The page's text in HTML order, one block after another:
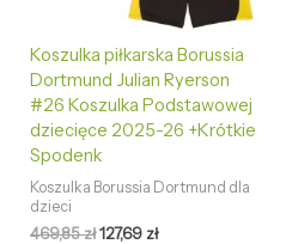
Koszulka piłkarska Borussia
Dortmund Julian Ryerson
#26 Koszulka Podstawowej
dziecięce 2025-26 +Krótkie
Spodenk
Koszulka Borussia Dortmund dla
dzieci
469,85zł127,69 zł